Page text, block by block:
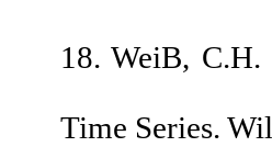
18. WeiB‎,
Time Series‎.